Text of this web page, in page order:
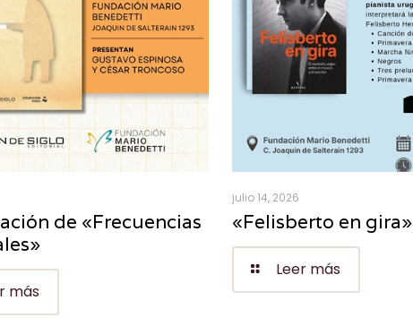
de «Frecuencias
más
julio 14, 2026
«Felisberto en gira»
Leer más